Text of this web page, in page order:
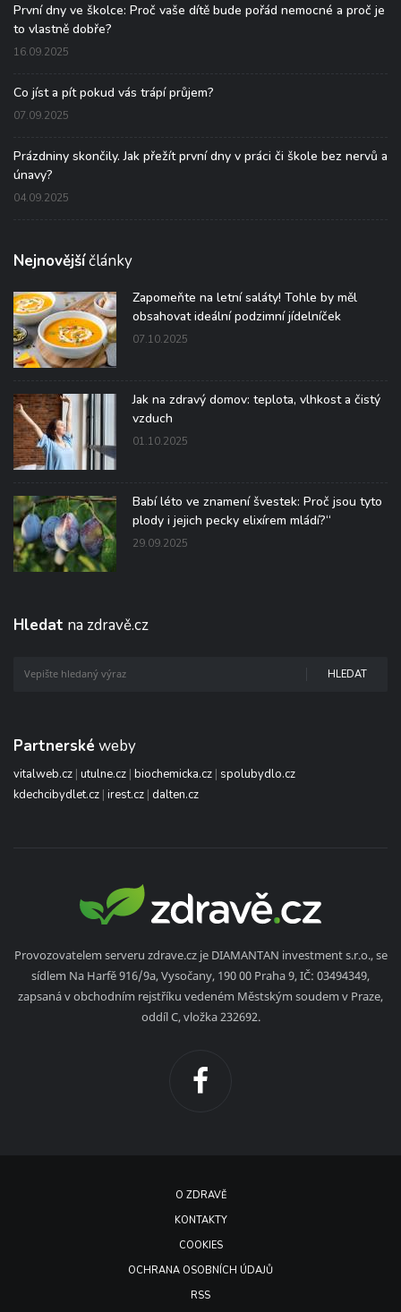
První dny ve školce: Proč vaše dítě bude pořád nemocné a proč je
to vlastně dobře?
16.09.2025
Co jíst a pít pokud vás trápí průjem?
07.09.2025
Prázdniny skončily. Jak přežít první dny v práci či škole bez nervů a
únavy?
04.09.2025
Nejnovějšíčlánky
Zapomeňte na letní saláty! Tohle by měl
obsahovat ideální podzimní jídelníček
07.10.2025
Jak na zdravý domov: teplota, vlhkost a čistý
vzduch
01.10.2025
Babí léto ve znamení švestek: Proč jsou tyto
plody i jejich pecky elixírem mládí?“
29.09.2025
Hledat na zdravě.cz
HLEDAT
Partnerské weby
vitalweb.cz | utulne.cz | biochemicka.cz | spolubydlo.cz
kdechcibydlet.cz | irest.cz | dalten.cz
Provozovatelem serveru zdrave.cz je DIAMANTAN investment s.r.o., se
sídlem Na Harfě 916/9a, Vysočany, 190 00 Praha 9, IČ: 03494349,
zapsaná v obchodním rejstříku vedeném Městským soudem v Praze,
oddíl C, vložka 232692.
O ZDRAVĚ
KONTAKTY
COOKIES
OCHRANA OSOBNÍCH ÚDAJŮ
RSS